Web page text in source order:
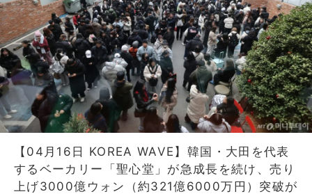
【04月16日 KOREA WAVE】韓国・大田を代表
するベーカリー「聖心堂」が急成長を続け、売り
上げ3000億ウォン（約321億6000万円）突破が